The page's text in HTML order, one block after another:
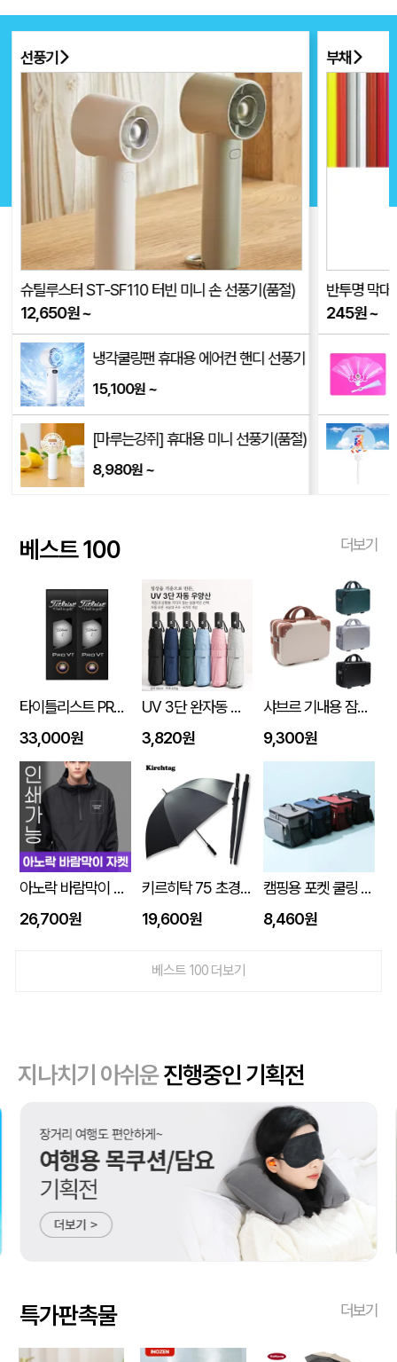
선풍기
슈틸루스터 ST-SF110 터빈 미니 손 선풍기(품절)
12,650원~
냉각쿨링팬 휴대용 에어컨 핸디 선풍기
15,100원~
[마루는강쥐] 휴대용 미니 선풍기(품절)
8,980원~
부채
반투명 막
245원~
베스트 100 더보기
타이틀리스트 PRO V1 6구세트 (45X95X135mm)
33,000원
UV 3단 완자동 양우산
3,820원
샤브르 기내용 잠금장치 있는여행용 보조 캐리어 레디백
9,300원
아노락 바람막이 자켓 주문제작 전사인쇄
26,700원
키르히탁 75 초경량 올카본 UV 암막우산
19,600원
캠핑용 포켓 쿨링 300D PEVA 보냉 쿨링 방수백
8,460원
베스트 100 더보기
지나치기 아쉬운진행중인 기획전
특가판촉물 더보기